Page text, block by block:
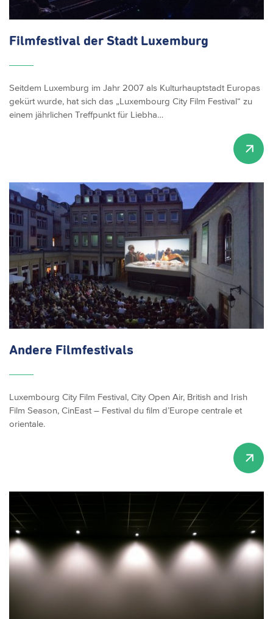
Filmfestival der Stadt Luxemburg
Seitdem Luxemburg im Jahr 2007 als Kulturhauptstadt Europas
gekürt wurde, hat sich das „Luxembourg City Film Festival“ zu
einem jährlichen Treffpunkt für Liebha…
Andere Filmfestivals
Luxembourg City Film Festival, City Open Air, British and Irish
Film Season, CinEast – Festival du film d’Europe centrale et
orientale.